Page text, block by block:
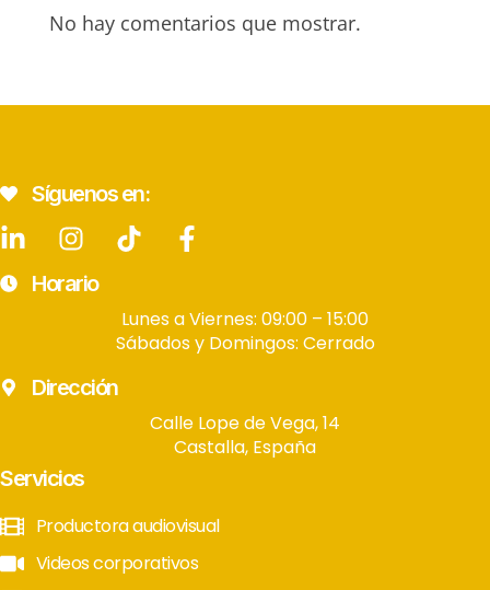
No hay comentarios que mostrar.
Síguenos en:
Horario
Lunes a Viernes: 09:00 – 15:00
Sábados y Domingos: Cerrado
Dirección
Calle Lope de Vega, 14
Castalla, España
Servicios
Productora audiovisual
Videos corporativos